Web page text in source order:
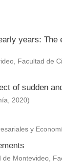
years: The
Facultad de
of sudden
, 2020)
y
de Montevideo,